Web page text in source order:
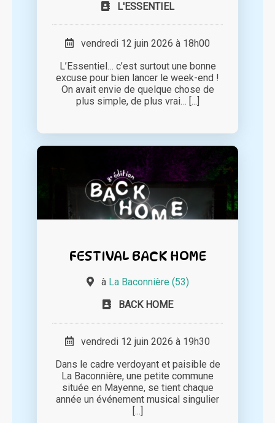
L'ESSENTIEL
vendredi 12 juin 2026 à 18h00
L’Essentiel… c’est surtout une bonne
excuse pour bien lancer le week-end !
On avait envie de quelque chose de
plus simple, de plus vrai… [...]
FESTIVAL BACK HOME
à La Baconnière (53)
BACK HOME
vendredi 12 juin 2026 à 19h30
Dans le cadre verdoyant et paisible de
La Baconnière, une petite commune
située en Mayenne, se tient chaque
année un événement musical singulier
[...]